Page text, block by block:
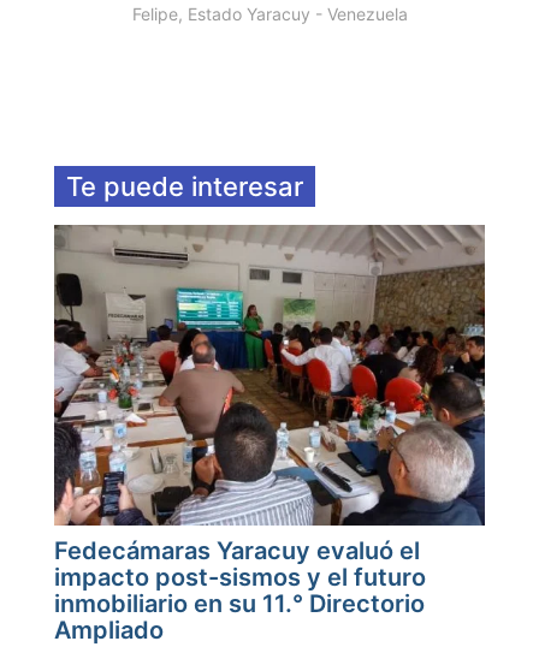
Felipe, Estado Yaracuy - Venezuela
Te puede interesar
Fedecámaras Yaracuy evaluó el
impacto post-sismos y el futuro
inmobiliario en su 11.° Directorio
Ampliado